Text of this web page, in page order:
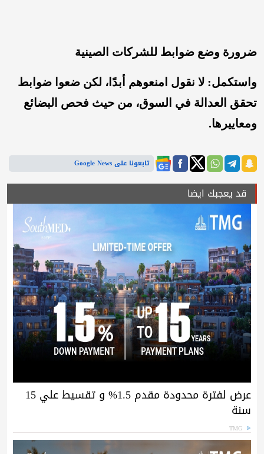
ضرورة وضع ضوابط للشركات الصينية
واستكمل: لا نقول امنعوهم أبدًا، لكن ضعوا ضوابط
تحقق العدالة في السوق، من حيث فحص البضائع
ومعاييرها.
تابعونا على Google News
قد يعجبك ايضا
عرض لفترة محدودة مقدم 1.5% و تقسيط علي 15
سنة
TMG